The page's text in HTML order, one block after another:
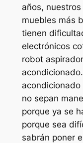
años,
muebles más
tienen
electrónicos
robot
acondicionado
no sepan
porque ya se
porque sea
sabrán poner